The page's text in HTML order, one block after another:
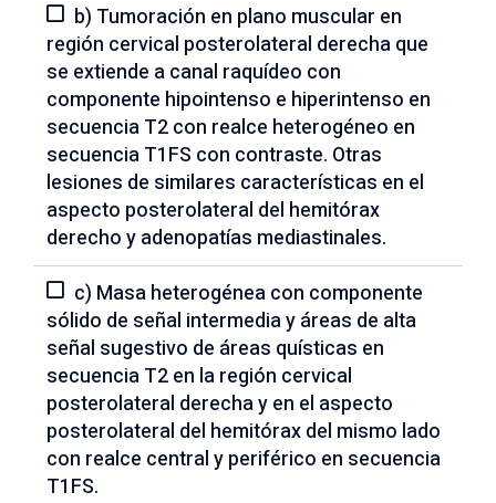
b) Tumoración en plano muscular en
región cervical posterolateral derecha que
se extiende a canal raquídeo con
componente hipointenso e hiperintenso en
secuencia T2 con realce heterogéneo en
secuencia T1FS con contraste. Otras
lesiones de similares características en el
aspecto posterolateral del hemitórax
derecho y adenopatías mediastinales.
c) Masa heterogénea con componente
sólido de señal intermedia y áreas de alta
señal sugestivo de áreas quísticas en
secuencia T2 en la región cervical
posterolateral derecha y en el aspecto
posterolateral del hemitórax del mismo lado
con realce central y periférico en secuencia
T1FS.